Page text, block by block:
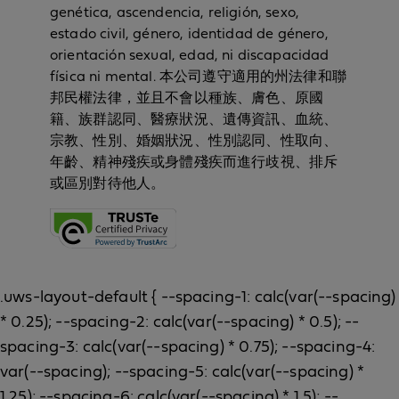
genética, ascendencia, religión, sexo,
estado civil, género, identidad de género,
orientación sexual, edad, ni discapacidad
física ni mental. 本公司遵守適用的州法律和聯
邦民權法律，並且不會以種族、膚色、原國
籍、族群認同、醫療狀況、遺傳資訊、血統、
宗教、性別、婚姻狀況、性別認同、性取向、
年齡、精神殘疾或身體殘疾而進行歧視、排斥
或區別對待他人。